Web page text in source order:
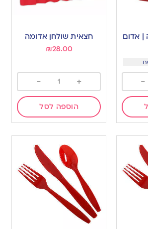
| אדום
-
חצאית שולחן אדומה
₪28.00
+
-
הוספה לסל